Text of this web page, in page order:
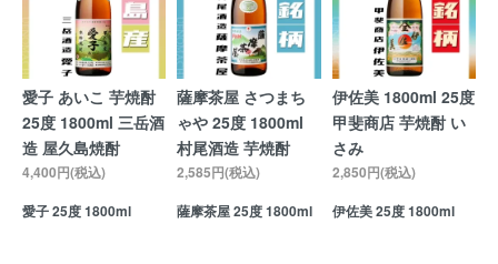
愛子 あいこ 芋焼酎
25度 1800ml 三岳酒
造 屋久島焼酎
4,400円(税込)
愛子 25度 1800ml
薩摩茶屋 さつまち
ゃや 25度 1800ml
村尾酒造 芋焼酎
2,585円(税込)
薩摩茶屋 25度 1800ml
伊佐美 1800ml 25度
甲斐商店 芋焼酎 い
さみ
2,850円(税込)
伊佐美 25度 1800ml